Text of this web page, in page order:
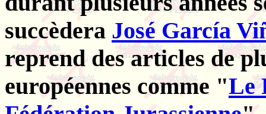
succèdera José García
reprend des articles de
européennes comme "Le